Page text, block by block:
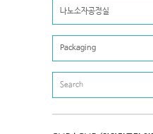
나노소자공정실
Packaging